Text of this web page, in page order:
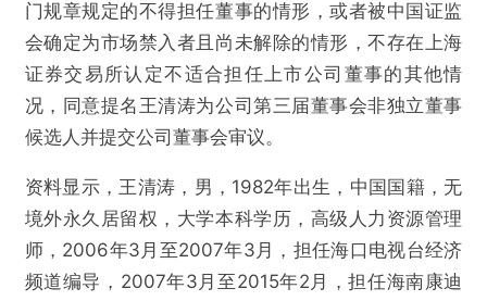
门规章规定的不得担任董事的情形，或者被中国证监
会确定为市场禁入者且尚未解除的情形，不存在上海
证券交易所认定不适合担任上市公司董事的其他情
况，同意提名王清涛为公司第三届董事会非独立董事
候选人并提交公司董事会审议。
资料显示，王清涛，男，1982年出生，中国国籍，无
境外永久居留权，大学本科学历，高级人力资源管理
师，2006年3月至2007年3月，担任海口电视台经济
频道编导，2007年3月至2015年2月，担任海南康迪